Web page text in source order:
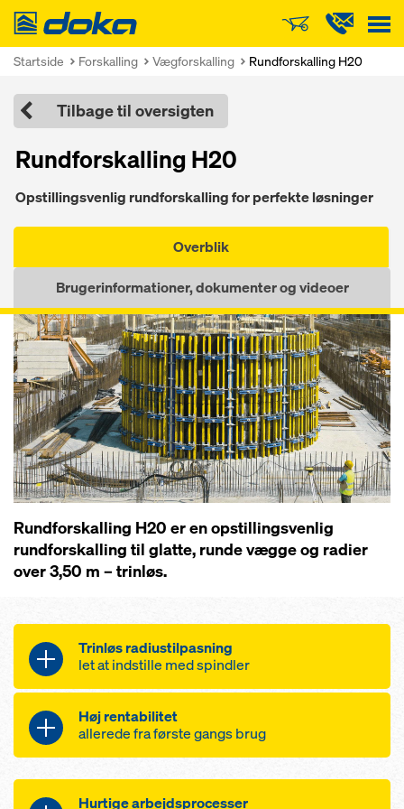
Doka
Startside Forskalling Vægforskalling Rundforskalling H20
Tilbage til oversigten
Rundforskalling H20
Opstillingsvenlig rundforskalling for perfekte løsninger
Overblik
Brugerinformationer, dokumenter og videoer
Rundforskalling H20 er en opstillingsvenlig
rundforskalling til glatte, runde vægge og radier
over 3,50 m – trinløs.
Trinløs radiustilpasning
let at indstille med spindler
Rundforskalling H20 er særdeles
fleksibel fordi formen har
et praksisorienteret højderaster
nøjagtige kurver fra 3,50 m radius
Høj rentabilitet
allerede fra første gangs brug
Hurtige arbejdsprocesser